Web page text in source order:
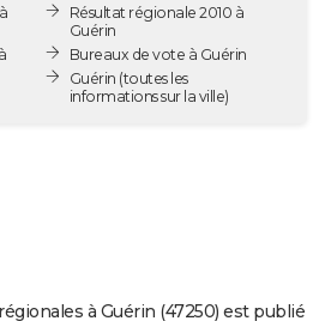
Résultat régionale 2010 à
Guérin
Bureaux de vote à Guérin
Guérin (toutes les
informations sur la ville)
à Guérin (47250) est publié